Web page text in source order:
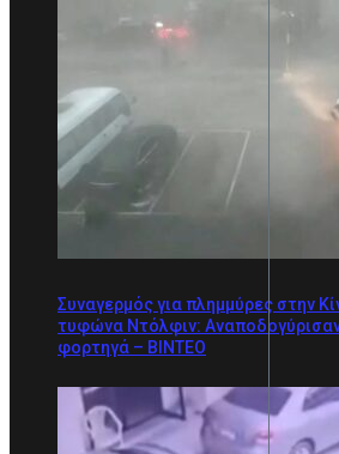
Συναγερμός για πλημμύρες στην
τυφώνα Ντόλφιν: Αναποδογύρισαν
φορτηγά – BINTEO